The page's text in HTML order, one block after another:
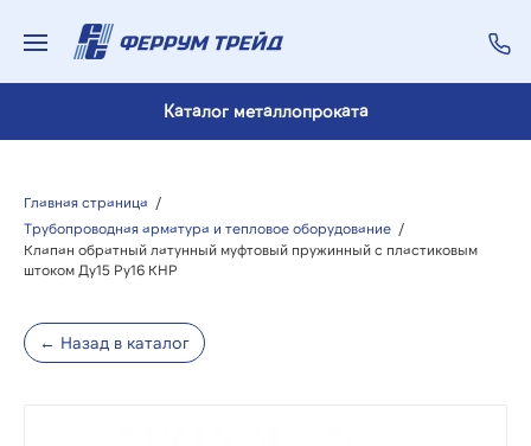
Каталог металлопроката
Главная страница /
Трубопроводная арматура и тепловое оборудование /
Клапан обратный латунный муфтовый пружинный с пластиковым
штоком Ду15 Ру16 КНР
← Назад в каталог